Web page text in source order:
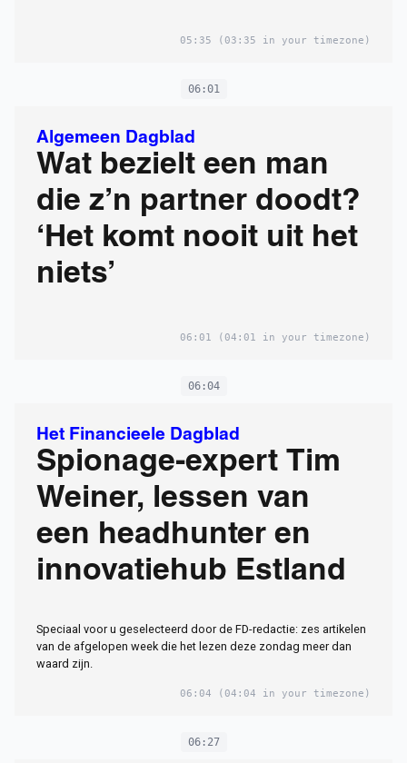
05:35 (03:35 in your timezone)
06:01
Algemeen Dagblad
Wat bezielt een man
die z’n partner doodt?
‘Het komt nooit uit het
niets’
06:01 (04:01 in your timezone)
06:04
Het Financieele Dagblad
Spionage-expert Tim
Weiner, lessen van
een headhunter en
innovatiehub Estland
Speciaal voor u geselecteerd door de FD-redactie: zes artikelen
van de afgelopen week die het lezen deze zondag meer dan
waard zijn.
06:04 (04:04 in your timezone)
06:27